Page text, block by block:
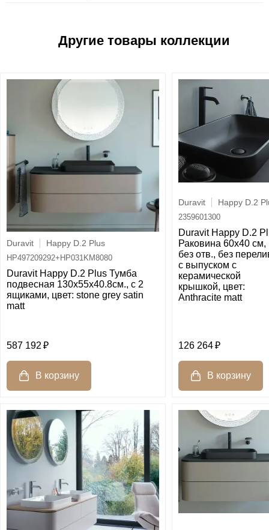
Duravit Happy D.2 Plus
HP497209292+HP031KM8080
Duravit Happy D.2 Plus Тумба
подвесная 130x55х40.8см., с 2
ящиками, цвет: stone grey satin
matt
587 192
Duravit Happy D.2
2359601300
Duravit Happy D.2
Раковина 60х40 см,
без отв., без
с выпуском с
керамической
крышкой, цвет:
Anthracite matt
126 264